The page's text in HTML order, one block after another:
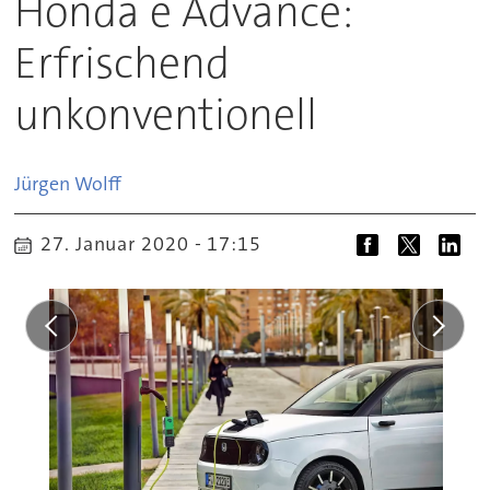
Honda e Advance:
Erfrischend
unkonventionell
Jürgen Wolff
27. Januar 2020 - 17:15